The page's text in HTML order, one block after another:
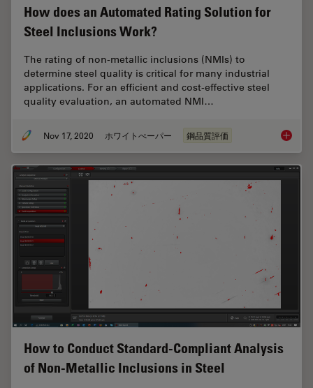
How does an Automated Rating Solution for
Steel Inclusions Work?
The rating of non-metallic inclusions (NMIs) to
determine steel quality is critical for many industrial
applications. For an efficient and cost-effective steel
quality evaluation, an automated NMI…
Nov 17, 2020 ホワイトぺーパー 鋼品質評価 How
How to Conduct Standard-Compliant Analysis
of Non-Metallic Inclusions in Steel